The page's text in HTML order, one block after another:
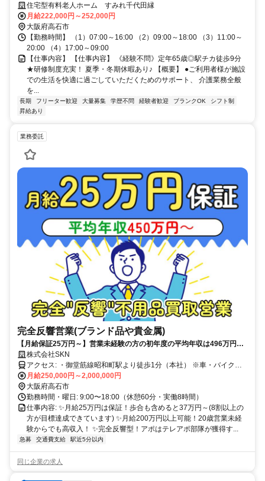
修支援有✨経験者優遇❗️駅チカ
住宅型有料老人ホーム すみれ千代田縁
月給222,000円～252,000円
大阪府高石市
【勤務時間】 （1）07:00～16:00 （2）09:00～18:00 （3）11:00～
20:00 （4）17:00～09:00
【仕事内容】 【仕事内容】 《経験不問》定年65歳◎駅チカ徒歩9分
★研修制度充実！ 夏季・冬期休暇あり♪ 【概要】 ●ご利用者様が施設
での生活を快適に過ごしていただくためのサポート、 介護業務全般
を...
長期 フリーター歓迎 大量募集 学歴不問 経験者歓迎 ブランクOK
シフト制
昇給あり
業務委託
完全反響営業(ブランド品や貴金属)
【月給保証25万円～】営業未経験の方の初年度の平均年収は496万円
～!!過去・経験は不問！直行直帰OK/社用車貸与で自由な働き方が可能！
株式会社SKN
アクセス: ・御堂筋線昭和町駅より徒歩1分（本社） ※車・バイク・
自転車通勤OK（無料駐車場あり）
月給250,000円～2,000,000円
大阪府高石市
勤務時間・曜日: 9:00〜18:00（休憩60分・実働8時間）
仕事内容: ✨月給25万円は保証！歩合も含めると37万円～(8割以上の
方が目標達成できています) ✨月給200万円以上可能！20歳営業未経
験からでも高収入！ ✨完全反響型！アポはテレアポ部隊が獲得す...
急募 交通費支給 駅近5分以内
同じ企業の求人